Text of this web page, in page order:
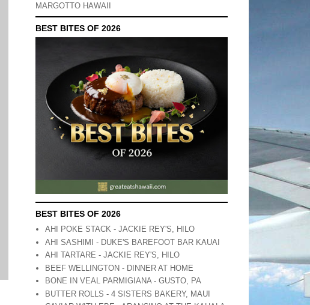
MARGOTTO HAWAII
BEST BITES OF 2026
BEST BITES OF 2026
AHI POKE STACK - JACKIE REY'S, HILO
AHI SASHIMI - DUKE'S BAREFOOT BAR KAUAI
AHI TARTARE - JACKIE REY'S, HILO
BEEF WELLINGTON - DINNER AT HOME
BONE IN VEAL PARMIGIANA - GUSTO, PA
BUTTER ROLLS - 4 SISTERS BAKERY, MAUI